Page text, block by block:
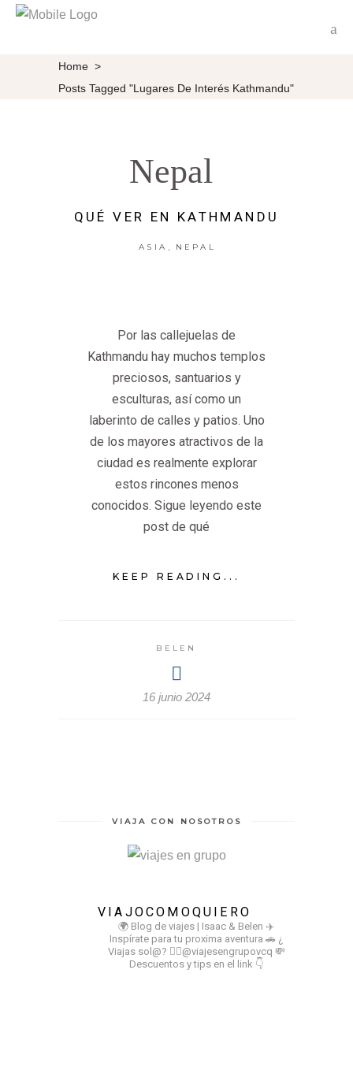
Home >
Posts Tagged "lugares De Interés Kathmandu"
Nepal
QUÉ VER EN KATHMANDU
ASIA NEPAL
Por las callejuelas de
Kathmandu hay muchos templos
preciosos, santuarios y
esculturas, así como un
laberinto de calles y patios. Uno
de los mayores atractivos de la
ciudad es realmente explorar
estos rincones menos
conocidos. Sigue leyendo este
post de qué
KEEP READING...
BELEN
16 junio 2024
VIAJA CON NOSOTROS
VIAJOCOMOQUIERO
🌍 Blog de viajes | Isaac & Belen ✈️
Inspírate para tu proxima aventura 🚗 ¿
Viajas sol@? 👉🏻@viajesengrupovcq 💸
Descuentos y tips en el link 👇